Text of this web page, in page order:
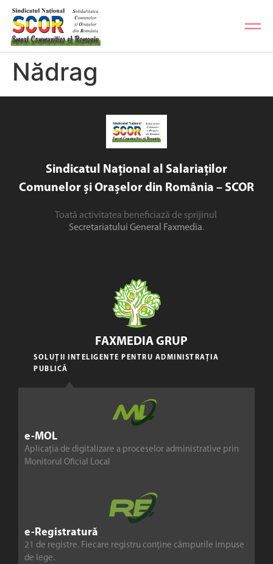
Nădrag
Sindicatul Național al Salariaților
Comunelor și Orașelor din România – SCOR
Toată activitatea beneficiază de sprijinul
Secretariatului General Faxmedia.
e-MOL
Aplicația de digitalizare a proceselor administrative prin
Monitorul Oficial Local
e-Registratură
21 de registre. Fiecare registru conține câmpurile impuse
de lege.
FAXMEDIA GRUP
SOLUȚII INTELIGENTE PENTRU ADMINISTRAȚIA
PUBLICĂ